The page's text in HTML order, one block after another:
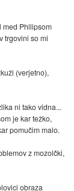
med Philipsom
trgovini so mi
(verjetno),
ni tako vidna...
je kar težko,
pomučim malo.
z mozolčki,
obraza